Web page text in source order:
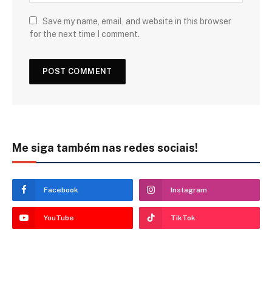
Save my name, email, and website in this browser
for the next time I comment.
Me siga também nas redes sociais!
Facebook Instagram
YouTube TikTok